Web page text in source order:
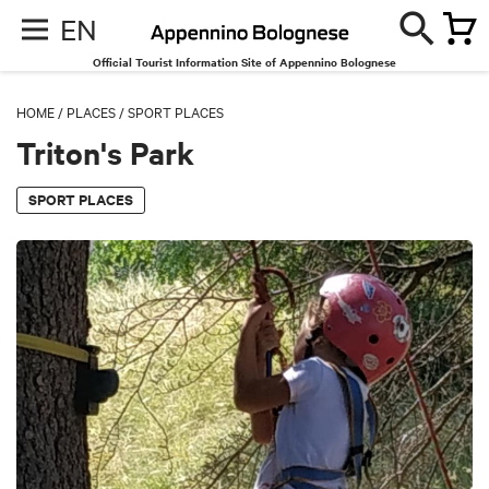
EN
Official Tourist Information Site of Appennino Bolognese
HOME / PLACES /SPORT PLACES
Triton's Park
SPORT PLACES